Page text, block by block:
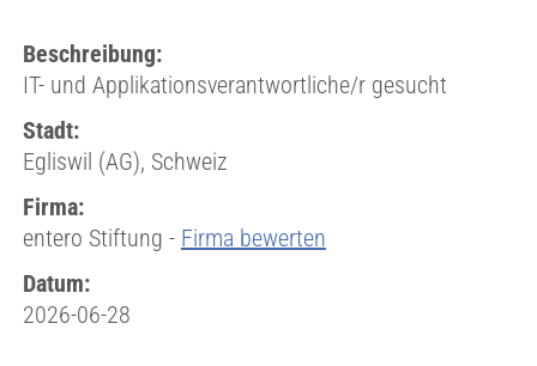
Beschreibung:
IT- und Applikationsverantwortliche/r gesucht
Stadt:
Egliswil (AG), Schweiz
Firma:
entero Stiftung - Firma bewerten
Datum:
2026-06-28